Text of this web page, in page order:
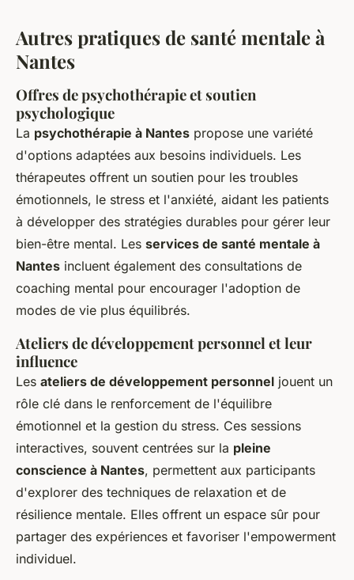
Autres pratiques de santé mentale à
Nantes
Offres de psychothérapie et soutien
psychologique
La psychothérapie à Nantes propose une variété
d'options adaptées aux besoins individuels. Les
thérapeutes offrent un soutien pour les troubles
émotionnels, le stress et l'anxiété, aidant les patients
à développer des stratégies durables pour gérer leur
bien-être mental. Les services de santé mentale à
Nantes incluent également des consultations de
coaching mental pour encourager l'adoption de
modes de vie plus équilibrés.
Ateliers de développement personnel et leur
influence
Les ateliers de développement personnel jouent un
rôle clé dans le renforcement de l'équilibre
émotionnel et la gestion du stress. Ces sessions
interactives, souvent centrées sur la pleine
conscience à Nantes, permettent aux participants
d'explorer des techniques de relaxation et de
résilience mentale. Elles offrent un espace sûr pour
partager des expériences et favoriser l'empowerment
individuel.